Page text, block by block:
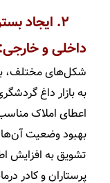
۲. ایجاد
داخلی و خارجی:
شکل­‌های مختلف،
به بازار داغ
اعطای املاک
بهبود وضعیت آن­‌ها
تشویق به افزایش
پرستاران و کادر